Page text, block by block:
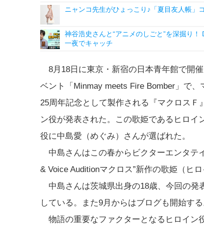
ニャンコ先生がひょっこり♪「夏目友人帳」
神谷浩史さんと“アニメのしごと”を深掘り
一夜でキャッチ
8月18日に東京・新宿の日本青年館で開
ベント「Minmay meets Fire Bomber」で、
25周年記念として製作される『マクロスＦ
ン役が発表された。この歌姫であるヒロイ
役に中島愛（めぐみ）さんが選ばれた。
中島さんはこの春からビクターエンタテ
& Voice Auditionマクロス”新作の歌姫（ヒ
中島さんは茨城県出身の18歳、今回の発
している。また9月からはブログも開始する
物語の重要なファクターとなるヒロイン